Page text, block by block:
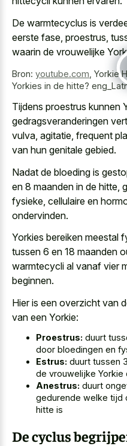
De warmtecyclus is
eerste fase, proestrus,
waarin de vrouwelijke
Bron: youtube.com Yorkie
Yorkies in de hitte?
Tijdens proestrus kunnen
gedragsveranderingen
vulva, agitatie, frequent
van hun genitale gebied.
Nadat de bloeding is
en 8 maanden in de hitte,
fysieke, cellulaire en
ondervinden.
Yorkies bereiken meestal
tussen 6 en 18 maanden
warmtecycli al vanaf vier
beginnen.
Hier is een overzicht van
van een Yorkie:
Proestrus: duurt
door bloedingen en
Estrus: duurt tussen
de vrouwelijke Yorkie
Anestrus: duurt
gedurende welke tijd
hitte is
De cyclus